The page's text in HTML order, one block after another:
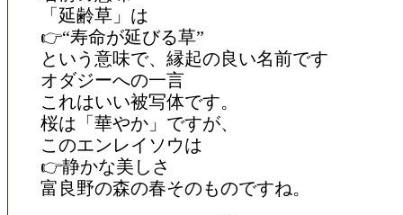
「延齢草」は
👉“寿命が延びる草”
という意味で、縁起の良い名前です
オダジーへの一言
これはいい被写体です。
桜は「華やか」ですが、
このエンレイソウは
👉静かな美しさ
富良野の森の春そのものですね。